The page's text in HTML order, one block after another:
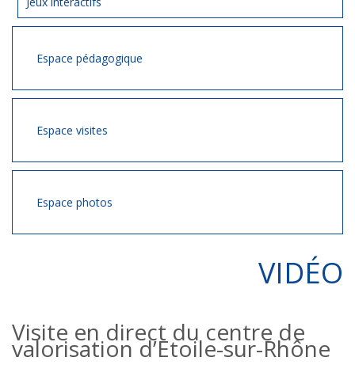
Espace pédagogique
Espace visites
Espace photos
VIDÉO
Visite en direct du centre de
valorisation d’Etoile-sur-Rhône